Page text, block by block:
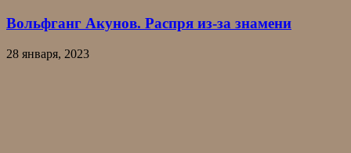
Вольфганг Акунов. Распря из-за знамени
28 января, 2023